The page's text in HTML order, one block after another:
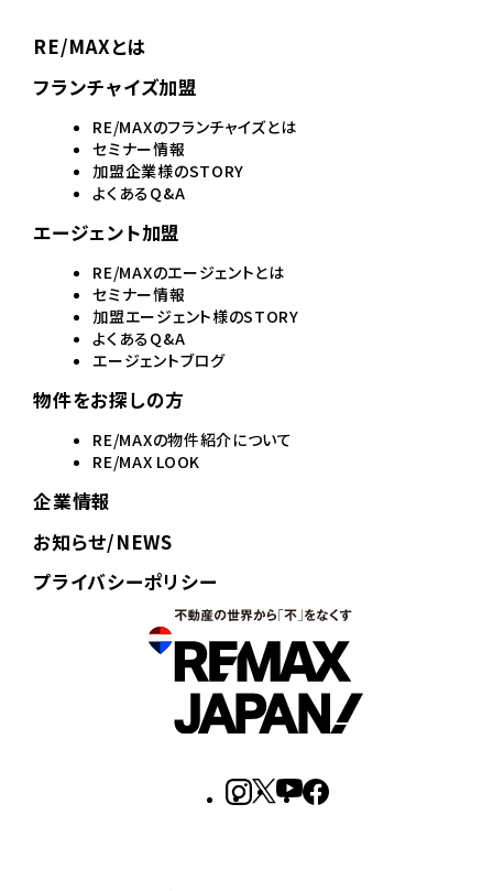
RE/MAXとは
フランチャイズ加盟
RE/MAXのフランチャイズとは
セミナー情報
加盟企業様のSTORY
よくあるQ&A
エージェント加盟
RE/MAXのエージェントとは
セミナー情報
加盟エージェント様のSTORY
よくあるQ&A
エージェントブログ
物件をお探しの方
RE/MAXの物件紹介について
RE/MAX LOOK
企業情報
お知らせ/NEWS
プライバシーポリシー